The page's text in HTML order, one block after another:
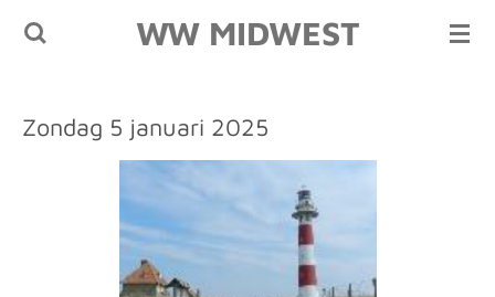
Ga
hoofdinhoud
WW MIDWEST
Zondag 5 januari 2025